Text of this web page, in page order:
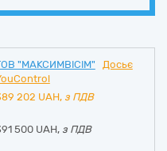
"МАКСИМВІСІМ"
Досьє
202 UAH, з ПДВ
500 UAH, з ПДВ